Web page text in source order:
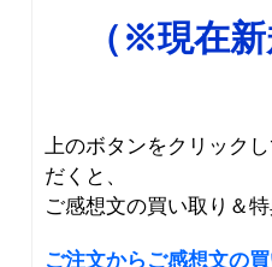
（※現在
上のボタンをクリック
だくと、
ご感想文の買い取り＆
ご注文からご感想文の